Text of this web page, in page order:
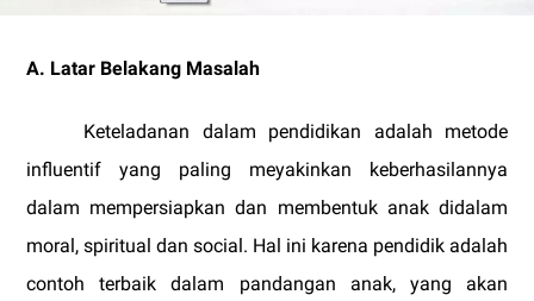
A. Latar Belakang Masalah
Keteladanan dalam pendidikan adalah metode
influentif yang paling meyakinkan keberhasilannya
dalam mempersiapkan dan membentuk anak didalam
moral, spiritual dan social. Hal ini karena pendidik adalah
contoh terbaik dalam pandangan anak, yang akan